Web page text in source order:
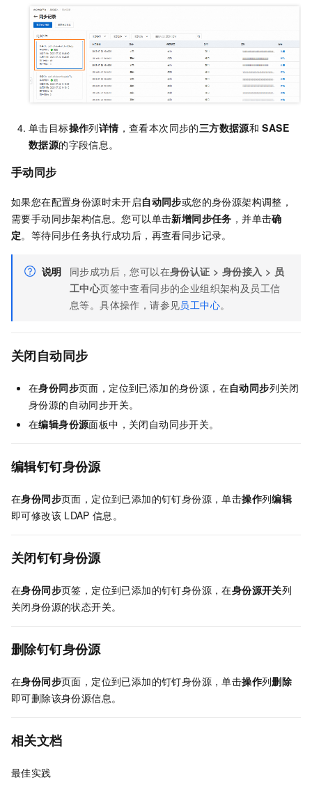
单击目标操作列详情，查看本次同步的三方数据源和 SASE
数据源的字段信息。
手动同步
如果您在配置身份源时未开启自动同步或您的身份源架构调整，
需要手动同步架构信息。您可以单击新增同步任务 ，并单击确
定。等待同步任务执行成功后，再查看同步记录。
说明 同步成功后，您可以在身份认证 > 身份接入 > 员
工中心页签中查看同步的企业组织架构及员工信
息等。具体操作，请参见员工中心。
关闭自动同步
在身份同步页面，定位到已添加的身份源，在自动同步列关闭
身份源的自动同步开关。
在编辑身份源面板中，关闭自动同步开关。
编辑钉钉身份源
在身份同步页面，定位到已添加的钉钉身份源，单击操作列编辑
即可修改该 LDAP 信息。
关闭钉钉身份源
在身份同步页签，定位到已添加的钉钉身份源，在身份源开关列
关闭身份源的状态开关。
删除钉钉身份源
在身份同步页面，定位到已添加的钉钉身份源，单击操作列删除
即可删除该身份源信息。
相关文档
最佳实践